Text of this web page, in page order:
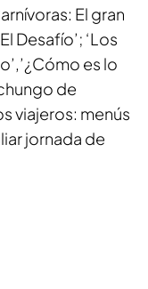
El gran
Desafío’; ‘Los
es lo
de
viajeros: menús
jornada de